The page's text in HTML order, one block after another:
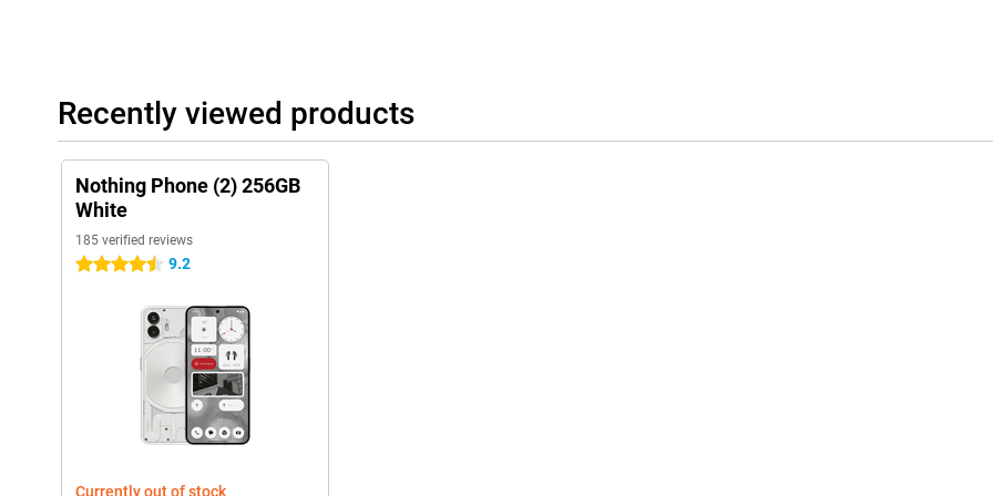
Recently viewed products
Nothing Phone (2) 256GB
White
185 verified reviews
4.5 stars 9.2
Currently out of stock